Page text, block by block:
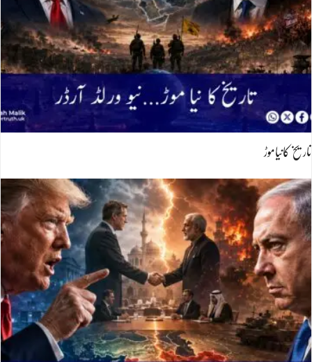
تاریخ کانیاموڑ